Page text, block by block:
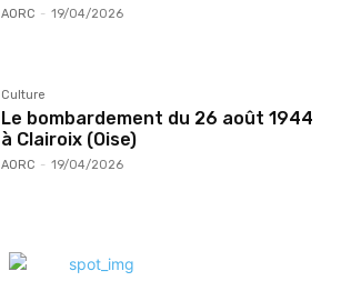
AORC - 19/04/2026
Culture
Le bombardement du 26 août 1944
à Clairoix (Oise)
AORC - 19/04/2026